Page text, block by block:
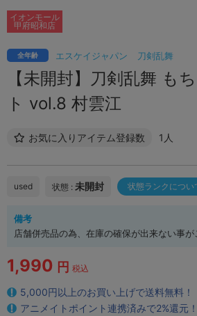
エスケイジャパン 刀剣乱舞
全年齢
【未開封】刀剣乱舞 も
ト vol.8 村雲江
お気に入りアイテム登録数 1人
イオンモール
甲府昭和店
used 状態 : 未開封 状態ランクについ
備考
店舗併売品の為、在庫の確保が出来ない事が
1,990 円 税込
5,000円以上のお買い上げで送料無料！
アニメイトポイント連携済みで2%還元！